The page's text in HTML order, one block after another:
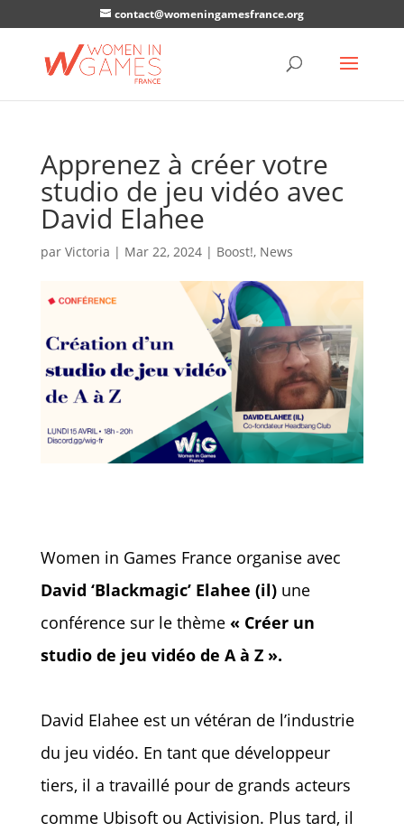
contact@womeningamesfrance.org
Apprenez à créer votre
studio de jeu vidéo avec
David Elahee
par Victoria | Mar 22, 2024| Boost!, News
Women in Games France organise avec
David ‘Blackmagic’ Elahee (il) une
conférence sur le thème « Créer un
studio de jeu vidéo de A à Z ».
David Elahee est un vétéran de l’industrie
du jeu vidéo. En tant que développeur
tiers, il a travaillé pour de grands acteurs
comme Ubisoft ou Activision. Plus tard, il